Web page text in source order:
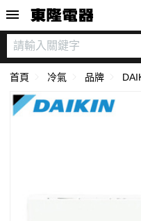
首頁 冷氣 品牌